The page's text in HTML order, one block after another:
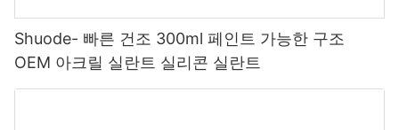
Shuode- 빠른 건조 300ml 페인트 가능한 구조
OEM 아크릴 실란트 실리콘 실란트